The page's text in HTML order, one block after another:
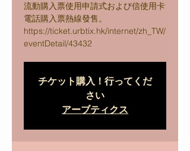
流動購入票使用申請式および信使用卡
電話購入票熱線發售。
https://ticket.urbtix.hk/internet/zh_TW/
チケット購入！行ってくだ
さい
アーブティクス